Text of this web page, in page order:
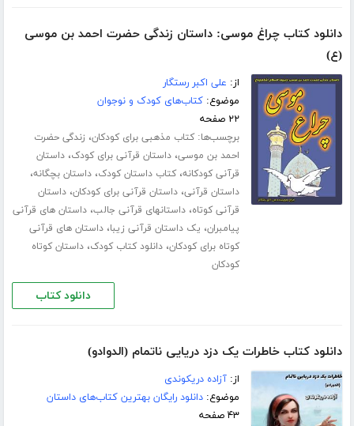
دانلود کتاب چراغ موسی: داستان زندگی حضرت احمد بن موسی
(ع)
از: علی اکبر رستگار
موضوع:کتاب‌های کودک و نوجوان
۲۲ صفحه
برچسب‌ها:کتاب مذهبی برای کودکان، زندگی حضرت
احمد بن موسی،داستان قرآنی برای کودک،داستان
قرآنی کودکانه،کتاب داستان کودک،داستان بچگانه،
داستان قرآنی،داستان قرآنی برای کودکان،داستان
قرآنی کوتاه،داستانهای قرآنی جالب،داستان های قرآنی
پیامبران، یک داستان قرآنی زیبا،داستان های قرآنی
کوتاه برای کودکان،دانلود کتاب کودک،داستان کوتاه
کودکان
دانلود کتاب
دانلود کتاب خاطرات یک دزد دریایی ناتمام (الدوادو)
از:آزاده دریکوندی
موضوع:دانلود رایگان بهترین کتاب‌های داستان
۴۳ صفحه